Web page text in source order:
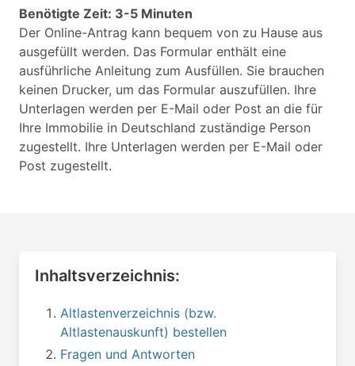
Benötigte Zeit: 3-5 Minuten
Der Online-Antrag kann bequem von zu Hause aus
ausgefüllt werden. Das Formular enthält eine
ausführliche Anleitung zum Ausfüllen. Sie brauchen
keinen Drucker, um das Formular auszufüllen. Ihre
Unterlagen werden per E-Mail oder Post an die für
Ihre Immobilie in Deutschland zuständige Person
zugestellt. Ihre Unterlagen werden per E-Mail oder
Post zugestellt.
Inhaltsverzeichnis:
Altlastenverzeichnis (bzw.
Altlastenauskunft) bestellen
Fragen und Antworten